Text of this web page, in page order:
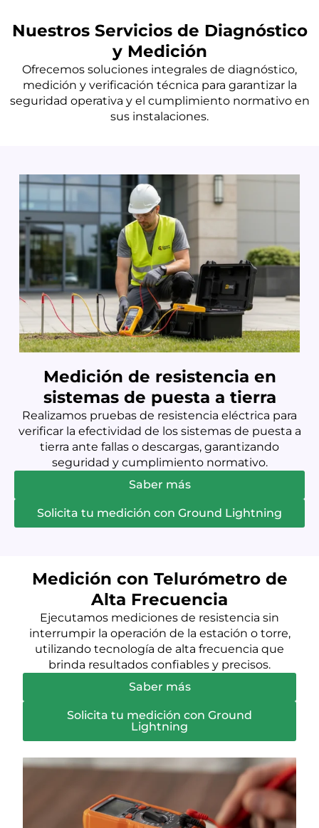
Nuestros Servicios de Diagnóstico
y Medición
Ofrecemos soluciones integrales de diagnóstico,
medición y verificación técnica para garantizar la
seguridad operativa y el cumplimiento normativo en
sus instalaciones.
Medición de resistencia en
sistemas de puesta a tierra
Realizamos pruebas de resistencia eléctrica para
verificar la efectividad de los sistemas de puesta a
tierra ante fallas o descargas, garantizando
seguridad y cumplimiento normativo.
Saber más
Solicita tu medición con Ground Lightning
Medición con Telurómetro de
Alta Frecuencia
Ejecutamos mediciones de resistencia sin
interrumpir la operación de la estación o torre,
utilizando tecnología de alta frecuencia que
brinda resultados confiables y precisos.
Saber más
Solicita tu medición con Ground
Lightning